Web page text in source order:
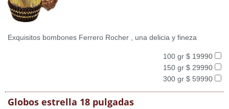
Exquisitos bombones Ferrero Rocher , una delicia y fineza
100 gr $ 19990
150 gr $ 29990
300 gr $ 59990
Globos estrella 18 pulgadas